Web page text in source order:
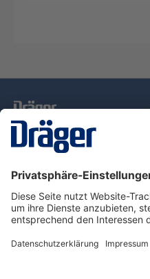
Service-Hotline
Über Dräger
Informationen